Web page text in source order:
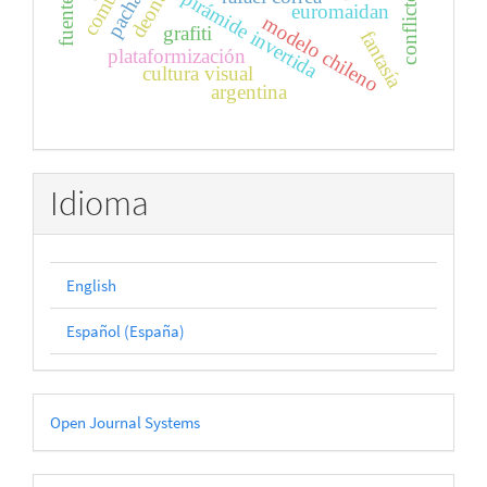
pirámide invertidaeuromaidan
plataformización modelo chileno
cultura visual
grafiti
argentina fantasía
Idioma
English
Español (España)
Desarrollado
por
Open Journal Systems